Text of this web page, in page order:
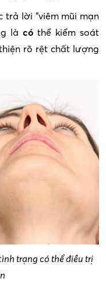
trả lời “viêm mũi mạn
là có thể kiểm soát
rõ rệt chất lượng
trạng có thể điều trị